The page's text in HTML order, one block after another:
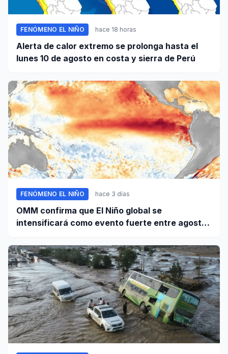
FENÓMENO EL NIÑO hace 18 horas
Alerta de calor extremo se prolonga hasta el
lunes 10 de agosto en costa y sierra de Perú
FENÓMENO EL NIÑO hace 3 días
OMM confirma que El Niño global se
intensificará como evento fuerte entre agosto